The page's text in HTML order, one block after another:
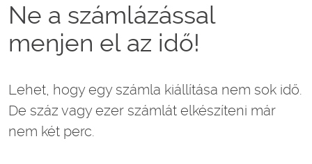
Ne a számlázással
menjen el az idő!
Lehet, hogy egy számla kiállítása nem sok idő.
De száz vagy ezer számlát elkészíteni már
nem két perc.